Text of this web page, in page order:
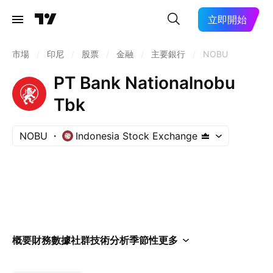
立即開始
市場 印尼 股票 金融 主要銀行 NOBU
PT Bank Nationalnobu
Tbk
NOBU Indonesia Stock Exchange
概要財務數據社群技術分析季節性更多